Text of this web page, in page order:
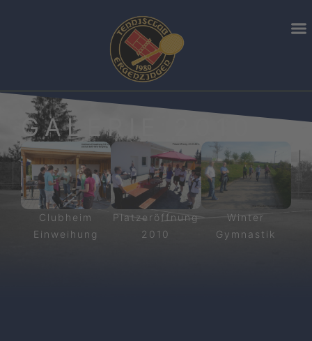
GALERIE 2010
Clubheim
Einweihung
Platzeröffnung
2010
Winter
Gymnastik